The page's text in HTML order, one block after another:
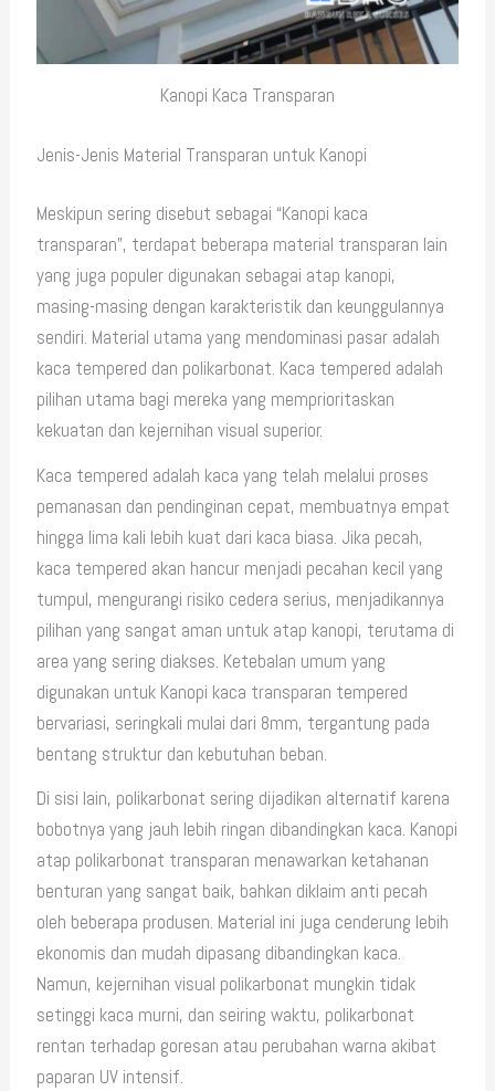
Kanopi Kaca Transparan
Jenis-Jenis Material Transparan untuk Kanopi
Meskipun sering disebut sebagai “Kanopi kaca
transparan”, terdapat beberapa material transparan lain
yang juga populer digunakan sebagai atap kanopi,
masing-masing dengan karakteristik dan keunggulannya
sendiri. Material utama yang mendominasi pasar adalah
kaca tempered dan polikarbonat. Kaca tempered adalah
pilihan utama bagi mereka yang memprioritaskan
kekuatan dan kejernihan visual superior.
Kaca tempered adalah kaca yang telah melalui proses
pemanasan dan pendinginan cepat, membuatnya empat
hingga lima kali lebih kuat dari kaca biasa. Jika pecah,
kaca tempered akan hancur menjadi pecahan kecil yang
tumpul, mengurangi risiko cedera serius, menjadikannya
pilihan yang sangat aman untuk atap kanopi, terutama di
area yang sering diakses. Ketebalan umum yang
digunakan untuk Kanopi kaca transparan tempered
bervariasi, seringkali mulai dari 8mm, tergantung pada
bentang struktur dan kebutuhan beban.
Di sisi lain, polikarbonat sering dijadikan alternatif karena
bobotnya yang jauh lebih ringan dibandingkan kaca. Kanopi
atap polikarbonat transparan menawarkan ketahanan
benturan yang sangat baik, bahkan diklaim anti pecah
oleh beberapa produsen. Material ini juga cenderung lebih
ekonomis dan mudah dipasang dibandingkan kaca.
Namun, kejernihan visual polikarbonat mungkin tidak
setinggi kaca murni, dan seiring waktu, polikarbonat
rentan terhadap goresan atau perubahan warna akibat
paparan UV intensif.